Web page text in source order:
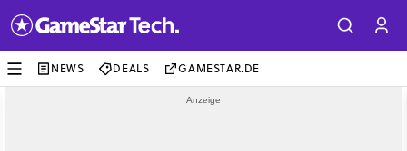
NEWS DEALS GAMESTAR.DE